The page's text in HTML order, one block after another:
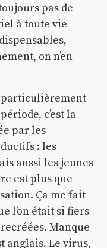
pas de
à toute vie
on n’en
particulièrement
c’est la
par les
: les
aussi les jeunes
est plus que
Ça me fait
l’on était si fiers
Manque
anglais. Le virus,